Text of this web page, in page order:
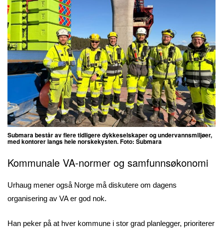
Submara består av flere tidligere dykkeselskaper og undervannsmiljøer,
med kontorer langs hele norskekysten. Foto: Submara
Kommunale VA-normer og samfunnsøkonomi
Urhaug mener også Norge må diskutere om dagens
organisering av VA er god nok.
Han peker på at hver kommune i stor grad planlegger, prioriterer